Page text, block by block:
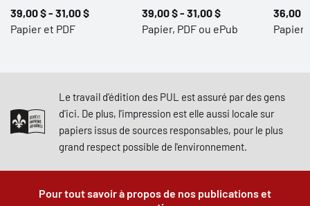
39,00 $ - 31,00 $
Papier et PDF
39,00 $ - 31,00 $
Papier, PDF ou ePub
36,00
Papier,
Le travail d'édition des PUL est assuré par des gens
d'ici. De plus, l'impression est elle aussi locale sur
papiers issus de sources responsables, pour le plus
grand respect possible de l'environnement.
Pour tout savoir à propos de nos publications et